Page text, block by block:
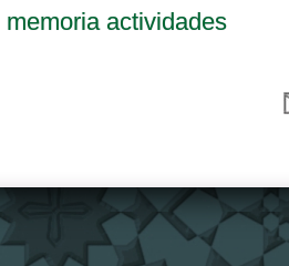
memoria actividades